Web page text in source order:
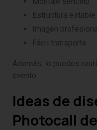
Estructura estable
Imagen
Fácil transporte
Además, lo puedes
evento.
Ideas de
Photocall